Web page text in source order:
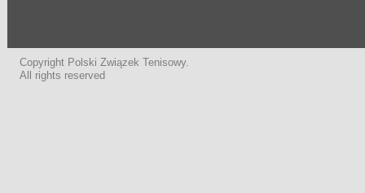
Copyright Polski Związek Tenisowy.
All rights reserved